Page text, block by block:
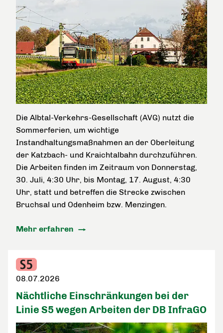
Die Albtal-Verkehrs-Gesellschaft (AVG) nutzt die
Sommerferien, um wichtige
Instandhaltungsmaßnahmen an der Oberleitung
der Katzbach- und Kraichtalbahn durchzuführen.
Die Arbeiten finden im Zeitraum von Donnerstag,
30. Juli, 4:30 Uhr, bis Montag, 17. August, 4:30
Uhr, statt und betreffen die Strecke zwischen
Bruchsal und Odenheim bzw. Menzingen.
Mehr erfahren
08.07.2026
Nächtliche Einschränkungen bei der
Linie S5 wegen Arbeiten der DB InfraGO